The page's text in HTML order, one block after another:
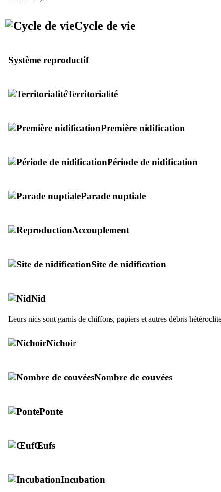
Cycle de vie
Système reproductif
Territorialité
Première nidification
Période de nidification
Parade nuptiale
Accouplement
Site de nidification
Nid
Leurs nids sont garnis de chiffons, papiers et autres débris
Nichoir
Nombre de couvées
Ponte
Œufs
Incubation